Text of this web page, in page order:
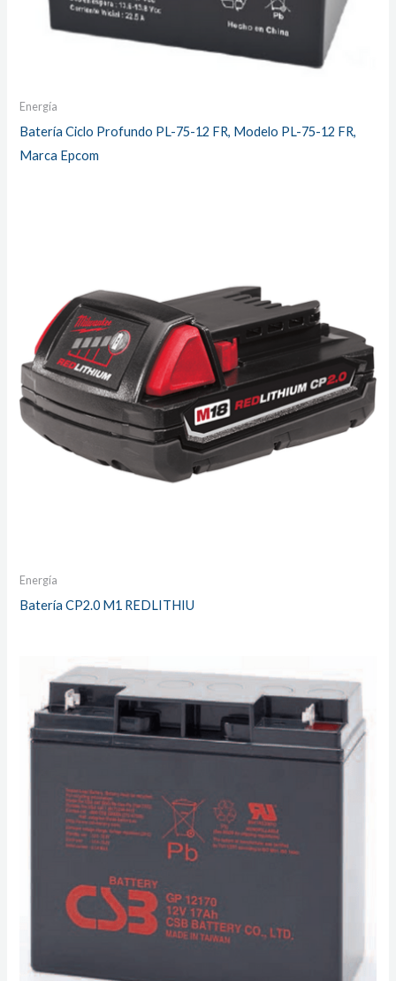
Energía
Batería Ciclo Profundo PL-75-12 FR, Modelo PL-75-12 FR,
Marca Epcom
Energía
Batería CP2.0 M1 REDLITHIU